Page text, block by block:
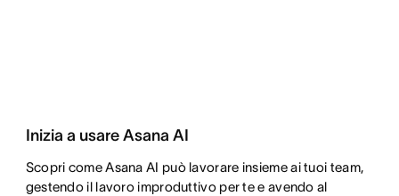
Inizia a usare Asana AI
Scopri come Asana AI può lavorare insieme ai tuoi team,
gestendo il lavoro improduttivo per te e avendo al